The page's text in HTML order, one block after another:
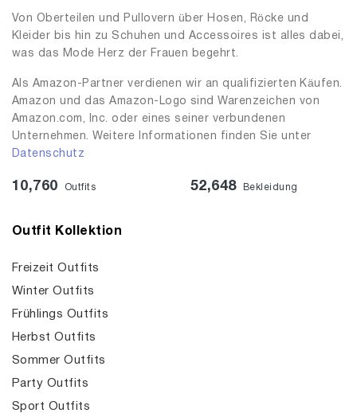
Von Oberteilen und Pullovern über Hosen, Röcke und
Kleider bis hin zu Schuhen und Accessoires ist alles dabei,
was das Mode Herz der Frauen begehrt.
Als Amazon-Partner verdienen wir an qualifizierten Käufen.
Amazon und das Amazon-Logo sind Warenzeichen von
Amazon.com, Inc. oder eines seiner verbundenen
Unternehmen. Weitere Informationen finden Sie unter
Datenschutz
10,760 Outfits 52,648 Bekleidung
Outfit Kollektion
Freizeit Outfits
Winter Outfits
Frühlings Outfits
Herbst Outfits
Sommer Outfits
Party Outfits
Sport Outfits